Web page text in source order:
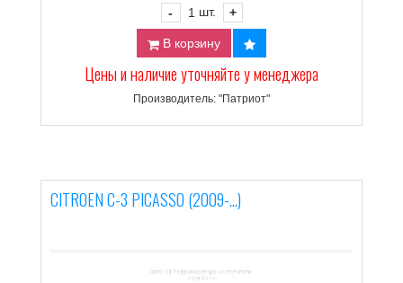
- 1 шт. +
В корзину
Цены и наличие уточняйте у менеджера
Производитель: "Патриот"
CITROEN C-3 PICASSO (2009-...)